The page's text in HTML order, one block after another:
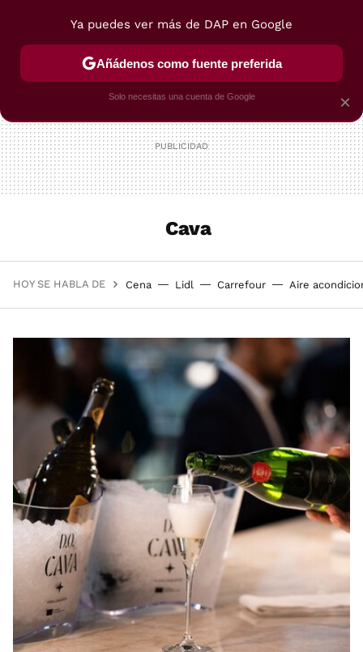
POSTRES VIAJES SELECCIÓN VEGUI
Cava
HOY SE HABLA DE Cena Lidl Carrefour Aire
×
Ya puedes ver más de DAP en Google
Añádenos como fuente preferida
Solo necesitas una cuenta de Google